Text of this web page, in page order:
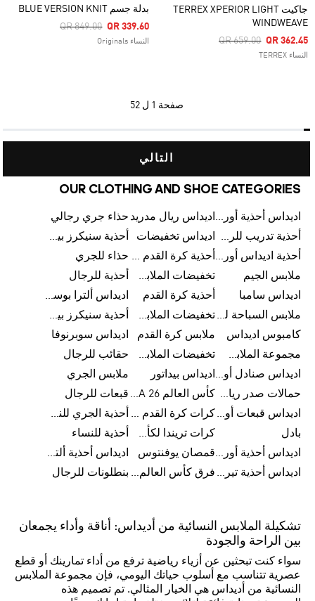
جاكيت TERREX XPERIOR LIGHT
WINDWEAVE
Price Reduced From
QR 659.00ToQR 362.45
النساء TERREX
بدلة جسم BLUE VERSION KNIT
Price Reduced From
QR 849.00ToQR 339.60
النساء Originals
صفحة 1 ل 52
التالي
OUR CLOTHING AND SHOE CATEGORIES
اديداس أحذية أورجينالز اديداس ريال مدريد حذاء جري رجالي
أحذية تدريب للرجال
اديداس تخفيضات
أحذية سنيكرز بيضاء للرجال
أحذية اديداس أورجينال للنساء
أحذية كرة القدم للرجال حذاء للجري
ملابس الجيم
تخفيضات الملابس للأطفال
أحذية للرجال
اديداس سامبا
أحذية كرة القدم
اديداس ألترا بوست
ملابس السباحة للرجال
تخفيضات الملابس الرياضية
أحذية سنيكرز بيضاء للرجال
كامبوس اديداس
ملابس كرة القدم
اديداس سوبرنوفا
مجموعة الملابس الرياضية
تخفيضات الملابس للرجال
حقائب للرجال
اديداس صنادل أورجينال للنساء اديداس بيداتور
ملابس الجري
حمالات صدر رياضية
كأس العالم FIFA 26™ قبعات للرجال
اديداس قبعات أورجينال للرجال
كرات كرة القدم للرجال
أحذية الجري للنساء
بادل
كرات تريندا لكأس العالم FIFA 26™
أحذية للنساء
اديداس أحذية أورجينال للرجالقمصان يوفنتوس
اديداس أحذية ألترا بوست للرجال
اديداس أحذية تيريكس
فرق كأس العالم FIFA 26™ بنطلونات للرجال
تشكيلة الملابس النسائية من أديداس: أناقة وأداء يجمعان
بين الراحة والجودة
سواء كنت تبحثين عن أزياء رياضية ترفع من أداء تمارينك أو قطع
عصرية تتناسب مع أسلوب حياتك اليومي، فإن مجموعة الملابس
النسائية من أديداس هي الخيار المثالي. تم تصميم هذه